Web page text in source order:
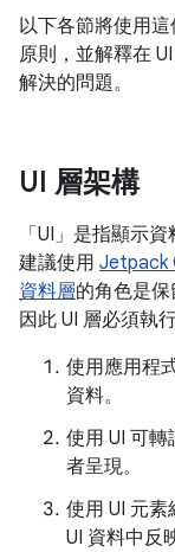
以下各節將使用
原則，並解釋在
解決的問題。
UI 層架構
「UI」 是指顯示資
建議使用 Jetpack
資料層的角色是
因此 UI 層必須執
使用應用程
資料。
使用 UI 可
者呈現。
使用 UI 元
UI 資料中反